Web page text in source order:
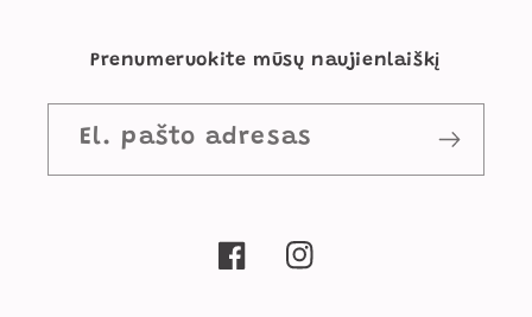
Prenumeruokite mūsų naujienlaiškį
El. pašto adresas
„Facebook“„Instagram“